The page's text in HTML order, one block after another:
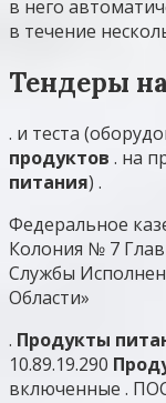
в него
в течение
Тендеры
. и теста
продуктов . на
питания) .
Федеральное
Колония № 7
Службы
Области»
. Продукты
10.89.19.290
включенные .